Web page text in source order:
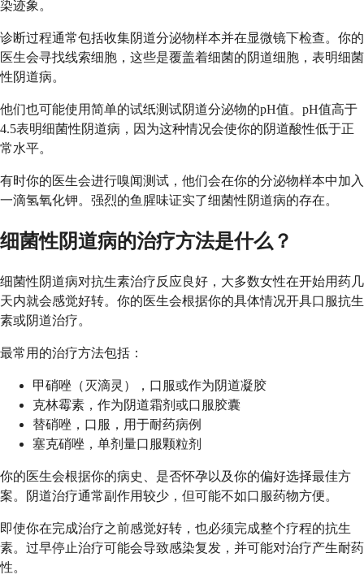
染迹象。
诊断过程通常包括收集阴道分泌物样本并在显微镜下检查。你的
医生会寻找线索细胞，这些是覆盖着细菌的阴道细胞，表明细菌
性阴道病。
他们也可能使用简单的试纸测试阴道分泌物的pH值。pH值高于
4.5表明细菌性阴道病，因为这种情况会使你的阴道酸性低于正
常水平。
有时你的医生会进行嗅闻测试，他们会在你的分泌物样本中加入
一滴氢氧化钾。强烈的鱼腥味证实了细菌性阴道病的存在。
细菌性阴道病的治疗方法是什么？
细菌性阴道病对抗生素治疗反应良好，大多数女性在开始用药几
天内就会感觉好转。你的医生会根据你的具体情况开具口服抗生
素或阴道治疗。
最常用的治疗方法包括：
甲硝唑（灭滴灵），口服或作为阴道凝胶
克林霉素，作为阴道霜剂或口服胶囊
替硝唑，口服，用于耐药病例
塞克硝唑，单剂量口服颗粒剂
你的医生会根据你的病史、是否怀孕以及你的偏好选择最佳方
案。阴道治疗通常副作用较少，但可能不如口服药物方便。
即使你在完成治疗之前感觉好转，也必须完成整个疗程的抗生
素。过早停止治疗可能会导致感染复发，并可能对治疗产生耐药
性。